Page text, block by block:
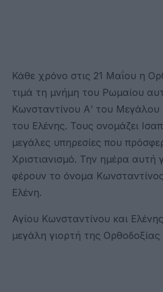
Κάθε χρόνο στις 21 Μαΐου η
τιμά τη μνήμη του Ρωμαίου
Κωνσταντίνου Α’ του Μεγάλου
του Ελένης. Τους ονομάζει
μεγάλες υπηρεσίες που
Χριστιανισμό. Την ημέρα αυτή
φέρουν το όνομα
Ελένη.
Αγίου Κωνσταντίνου και
μεγάλη γιορτή της Ορθοδοξίας